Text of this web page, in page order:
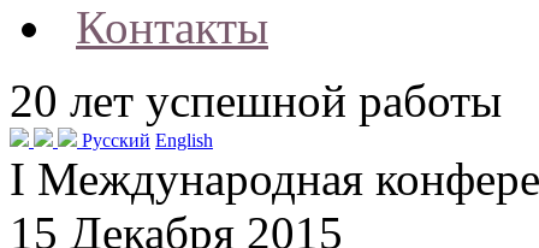
Контакты
20 лет успешной работы
Русский English
I Международная
15 Декабря 2015